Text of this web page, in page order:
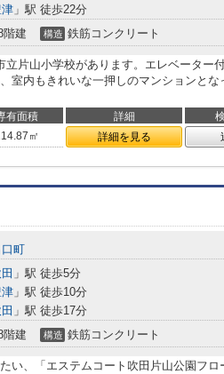
津 」駅 徒歩22分
階建 構造 鉄筋コンクリート
立片山小学校があります。エレベーター
室内もきれいな一押しのマンションとな
有面積 詳細
㎡ 詳細を見る
町
」駅 徒歩5分
津 」駅 徒歩10分
」駅 徒歩17分
階建 構造 鉄筋コンクリート
い、「エステムコート吹田片山公園フロ